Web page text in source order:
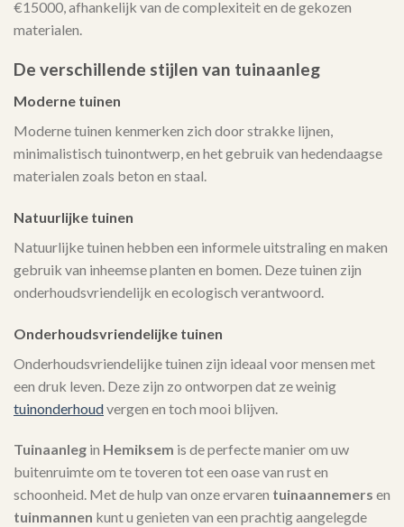
€15000, afhankelijk van de complexiteit en de gekozen
materialen.
De verschillende stijlen van tuinaanleg
Moderne tuinen
Moderne tuinen kenmerken zich door strakke lijnen,
minimalistisch tuinontwerp, en het gebruik van hedendaagse
materialen zoals beton en staal.
Natuurlijke tuinen
Natuurlijke tuinen hebben een informele uitstraling en maken
gebruik van inheemse planten en bomen. Deze tuinen zijn
onderhoudsvriendelijk en ecologisch verantwoord.
Onderhoudsvriendelijke tuinen
Onderhoudsvriendelijke tuinen zijn ideaal voor mensen met
een druk leven. Deze zijn zo ontworpen dat ze weinig
tuinonderhoudvergen en toch mooi blijven.
Tuinaanleg in Hemiksem is de perfecte manier om uw
buitenruimte om te toveren tot een oase van rust en
schoonheid. Met de hulp van onze ervaren tuinaannemers en
tuinmannen kunt u genieten van een prachtig aangelegde